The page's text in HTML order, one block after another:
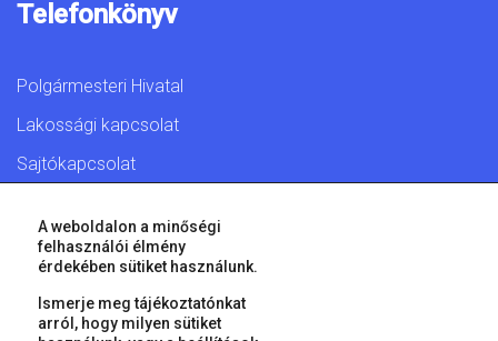
Telefonkönyv
Polgármesteri Hivatal
Lakossági kapcsolat
Sajtókapcsolat
© 2026 Győr Megyei Jogú Város • Minden jog fenntartva!
A weboldalon a minőségi
felhasználói élmény
érdekében sütiket használunk.
Ismerje meg tájékoztatónkat
arról, hogy milyen sütiket